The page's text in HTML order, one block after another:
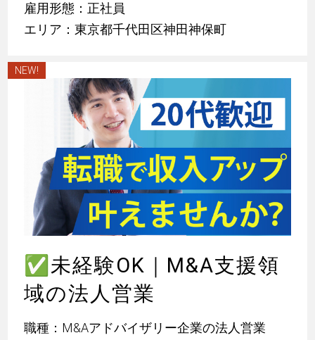
雇用形態：正社員
エリア：東京都千代田区神田神保町
NEW!
✅ 未経験OK｜M&A支援領
域の法人営業
職種：M&Aアドバイザリー企業の法人営業